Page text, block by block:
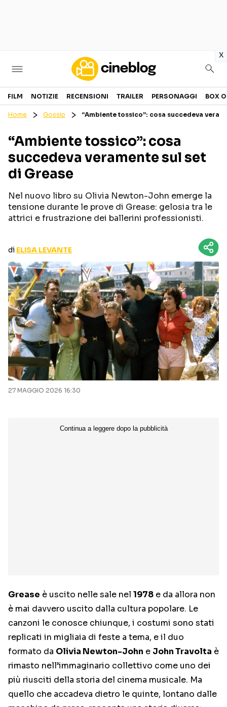
x
Cinema
GENERI
PERSONAGGI
CANALI STREAMING
Categorie
NOTIZIE
RECENSIONI
TRAILER
Seguici sui social
FILM NOTIZIE RECENSIONI TRAILER PERSONAGGI BOX
Home Gossip “Ambiente tossico”: cosa succedeva
“Ambiente tossico”: cosa
succedeva veramente sul set
di Grease
Nel nuovo libro su Olivia Newton-John emerge la
tensione durante le prove di Grease: gelosia tra le
attrici e frustrazione dei ballerini professionisti.
di ELISA LEVANTE
27 MAGGIO 2026 16:30
Grease è uscito nelle sale nel 1978 e da allora non
è mai davvero uscito dalla cultura popolare. Le
canzoni le conosce chiunque, i costumi sono stati
replicati in migliaia di feste a tema, e il duo
formato da Olivia Newton-John e John Travolta è
rimasto nell’immaginario collettivo come uno dei
più riusciti della storia del cinema musicale. Ma
quello che accadeva dietro le quinte, lontano dalle